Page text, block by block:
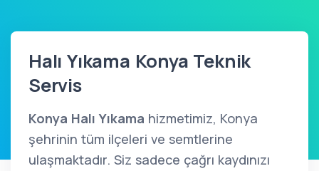
Halı Yıkama Konya Teknik
Servis
Konya Halı Yıkama hizmetimiz, Konya
şehrinin tüm ilçeleri ve semtlerine
ulaşmaktadır. Siz sadece çağrı kaydınızı